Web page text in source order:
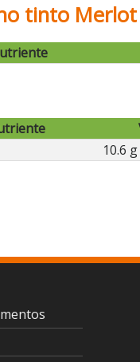
tinto Merlot
10.6 g